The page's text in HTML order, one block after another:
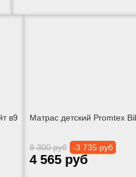
в9 Матрас детский Promtex
8 300 руб -3 735 руб
4 565 руб